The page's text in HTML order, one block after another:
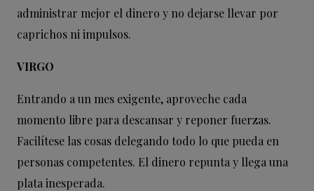
administrar mejor el dinero y no dejarse llevar por
caprichos ni impulsos.
VIRGO
Entrando a un mes exigente, aproveche cada
momento libre para descansar y reponer fuerzas.
Facilítese las cosas delegando todo lo que pueda en
personas competentes. El dinero repunta y llega una
plata inesperada.